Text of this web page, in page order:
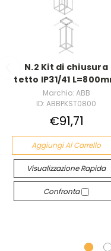
N.2 Kit di chiusura
tetto IP31/41
Marchio: ABB
ID: ABBPKST0800
€91,71
Aggiungi Al Carrello
Visualizzazione Rapida
Confronta